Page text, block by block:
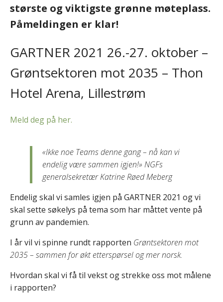
største og viktigste grønne møteplass.
Påmeldingen er klar!
GARTNER 2021 26.-27. oktober –
Grøntsektoren mot 2035 – Thon
Hotel Arena, Lillestrøm
Meld deg på her.
«Ikke noe Teams denne gang – nå kan vi
endelig være sammen igjen!» NGFs
generalsekretær Katrine Røed Meberg
Endelig skal vi samles igjen på GARTNER 2021 og vi
skal sette søkelys på tema som har måttet vente på
grunn av pandemien.
I år vil vi spinne rundt rapporten Grøntsektoren mot
2035 – sammen for økt etterspørsel og mer norsk.
Hvordan skal vi få til vekst og strekke oss mot målene
i rapporten?